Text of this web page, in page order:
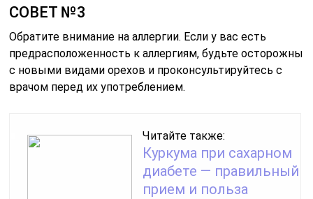
СОВЕТ №3
Обратите внимание на аллергии. Если у вас есть
предрасположенность к аллергиям, будьте осторожны
с новыми видами орехов и проконсультируйтесь с
врачом перед их употреблением.
Читайте также:
Куркума при сахарном
диабете — правильный
прием и польза